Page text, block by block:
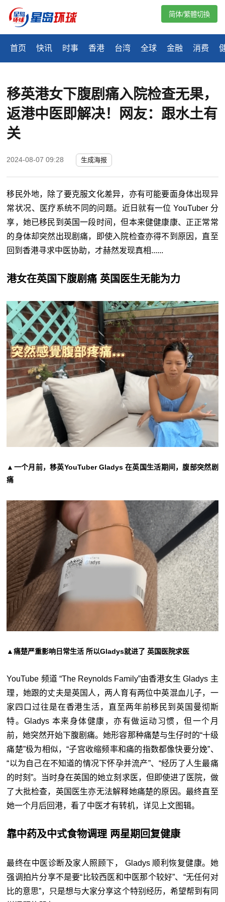
首页 快讯 时事 香港 台湾 全球 金融 消费
简体/繁體切換
移英港女下腹剧痛入院检查无果，
返港中医即解决！网友：跟水土有
关
2024-08-07 09:28 生成海报
移民外地，除了要克服文化差异，亦有可能要面身体出现异
常状况、医疗系统不同的问题。近日就有一位 YouTuber 分
享，她已移民到英国一段时间，但本来健健康康、正正常常
的身体却突然出现剧痛，即使入院检查亦得不到原因，直至
回到香港寻求中医协助，才赫然发现真相......
港女在英国下腹剧痛 英国医生无能为力
▲一个月前，移英YouTuber Gladys 在英国生活期间，腹部突然剧
痛
▲痛楚严重影响日常生活 所以Gladys就进了 英国医院求医
YouTube 频道 “The Reynolds Family”由香港女生 Gladys 主
理，她跟的丈夫是英国人，两人育有两位中英混血儿子，一
家四口过往是在香港生活，直至两年前移民到英国曼彻斯
特。Gladys 本来身体健康，亦有做运动习惯，但一个月
前，她突然开始下腹剧痛。她形容那种痛楚与生仔时的“十级
痛楚”极为相似，“子宫收缩频率和痛的指数都像快要分娩”、
“以为自己在不知道的情况下怀孕并流产”、“经历了人生最痛
的时刻”。当时身在英国的她立刻求医，但即使进了医院，做
了大批检查，英国医生亦无法解释她痛楚的原因。最终直至
她一个月后回港，看了中医才有转机，详见上文图辑。
靠中药及中式食物调理 两星期回复健康
最终在中医诊断及家人照顾下， Gladys 顺利恢复健康。她
强调拍片分享不是要“比较西医和中医那个较好”、“无任何对
比的意思”，只是想与大家分享这个特别经历，希望帮到有同